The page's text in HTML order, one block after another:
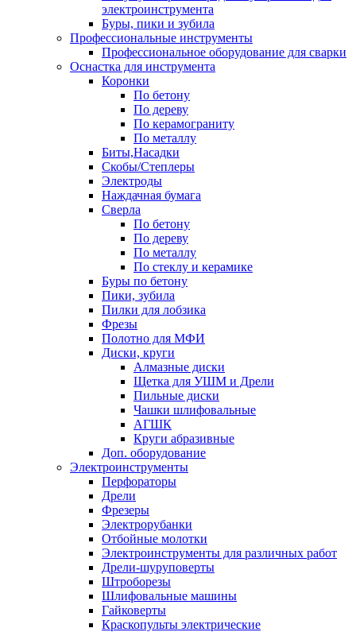
электроинструмента
Буры, пики и зубила
Профессиональные инструменты
Профессиональное оборудование для сварки
Оснастка для инструмента
Коронки
По бетону
По дереву
По керамограниту
По металлу
Биты,Насадки
Скобы/Степлеры
Электроды
Наждачная бумага
Сверла
По бетону
По дереву
По металлу
По стеклу и керамике
Буры по бетону
Пики, зубила
Пилки для лобзика
Фрезы
Полотно для МФИ
Диски, круги
Алмазные диски
Щетка для УШМ и Дрели
Пильные диски
Чашки шлифовальные
АГШК
Круги абразивные
Доп. оборудование
Электроинструменты
Перфораторы
Дрели
Фрезеры
Электрорубанки
Отбойные молотки
Электроинструменты для различных работ
Дрели-шуруповерты
Штроборезы
Шлифовальные машины
Гайковерты
Краскопульты электрические